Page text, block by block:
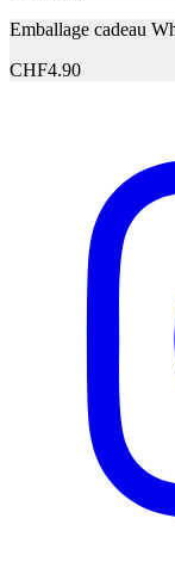
Ingrédients
77510 /
BLUE 1
Les
ne
invité à
Nom du fabricant
N° d’article du
Garantie du fabricant
Informations sur la
Signaler une erreur
Emballage cadeau
CHF4.90